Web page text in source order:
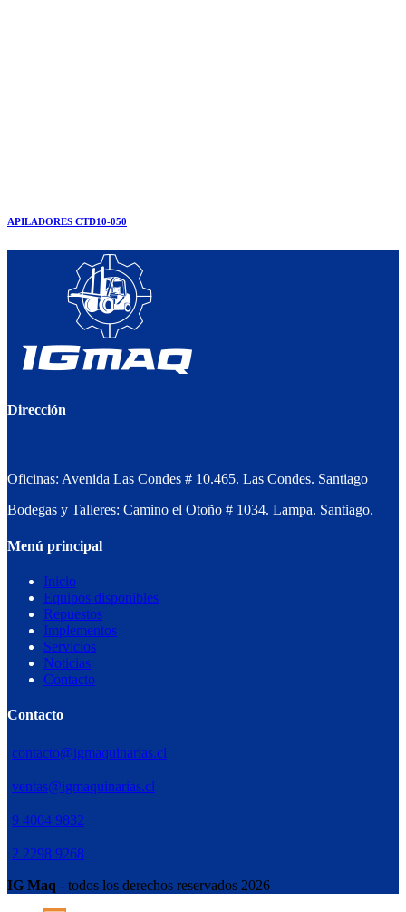
APILADORES CTD10-050
Dirección
Oficinas: Avenida Las Condes # 10.465. Las Condes. Santiago
Bodegas y Talleres: Camino el Otoño # 1034. Lampa. Santiago.
Menú principal
Inicio
Equipos disponibles
Repuestos
Implementos
Servicios
Noticias
Contacto
Contacto
contacto@igmaquinarias.cl
ventas@igmaquinarias.cl
9 4004 9832
2 2298 9268
IG Maq - todos los derechos reservados 2026